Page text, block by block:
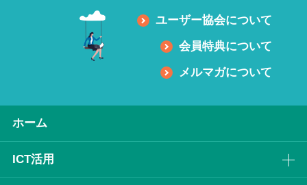
ユーザー協会について
会員特典について
メルマガについて
ホーム
ICT活⽤